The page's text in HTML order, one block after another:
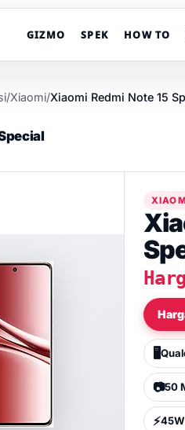
GIZMO SPEK HOW TO
/Xiaomi/Xiaomi Redmi Note 15
🖥️
📷50
⚡45W